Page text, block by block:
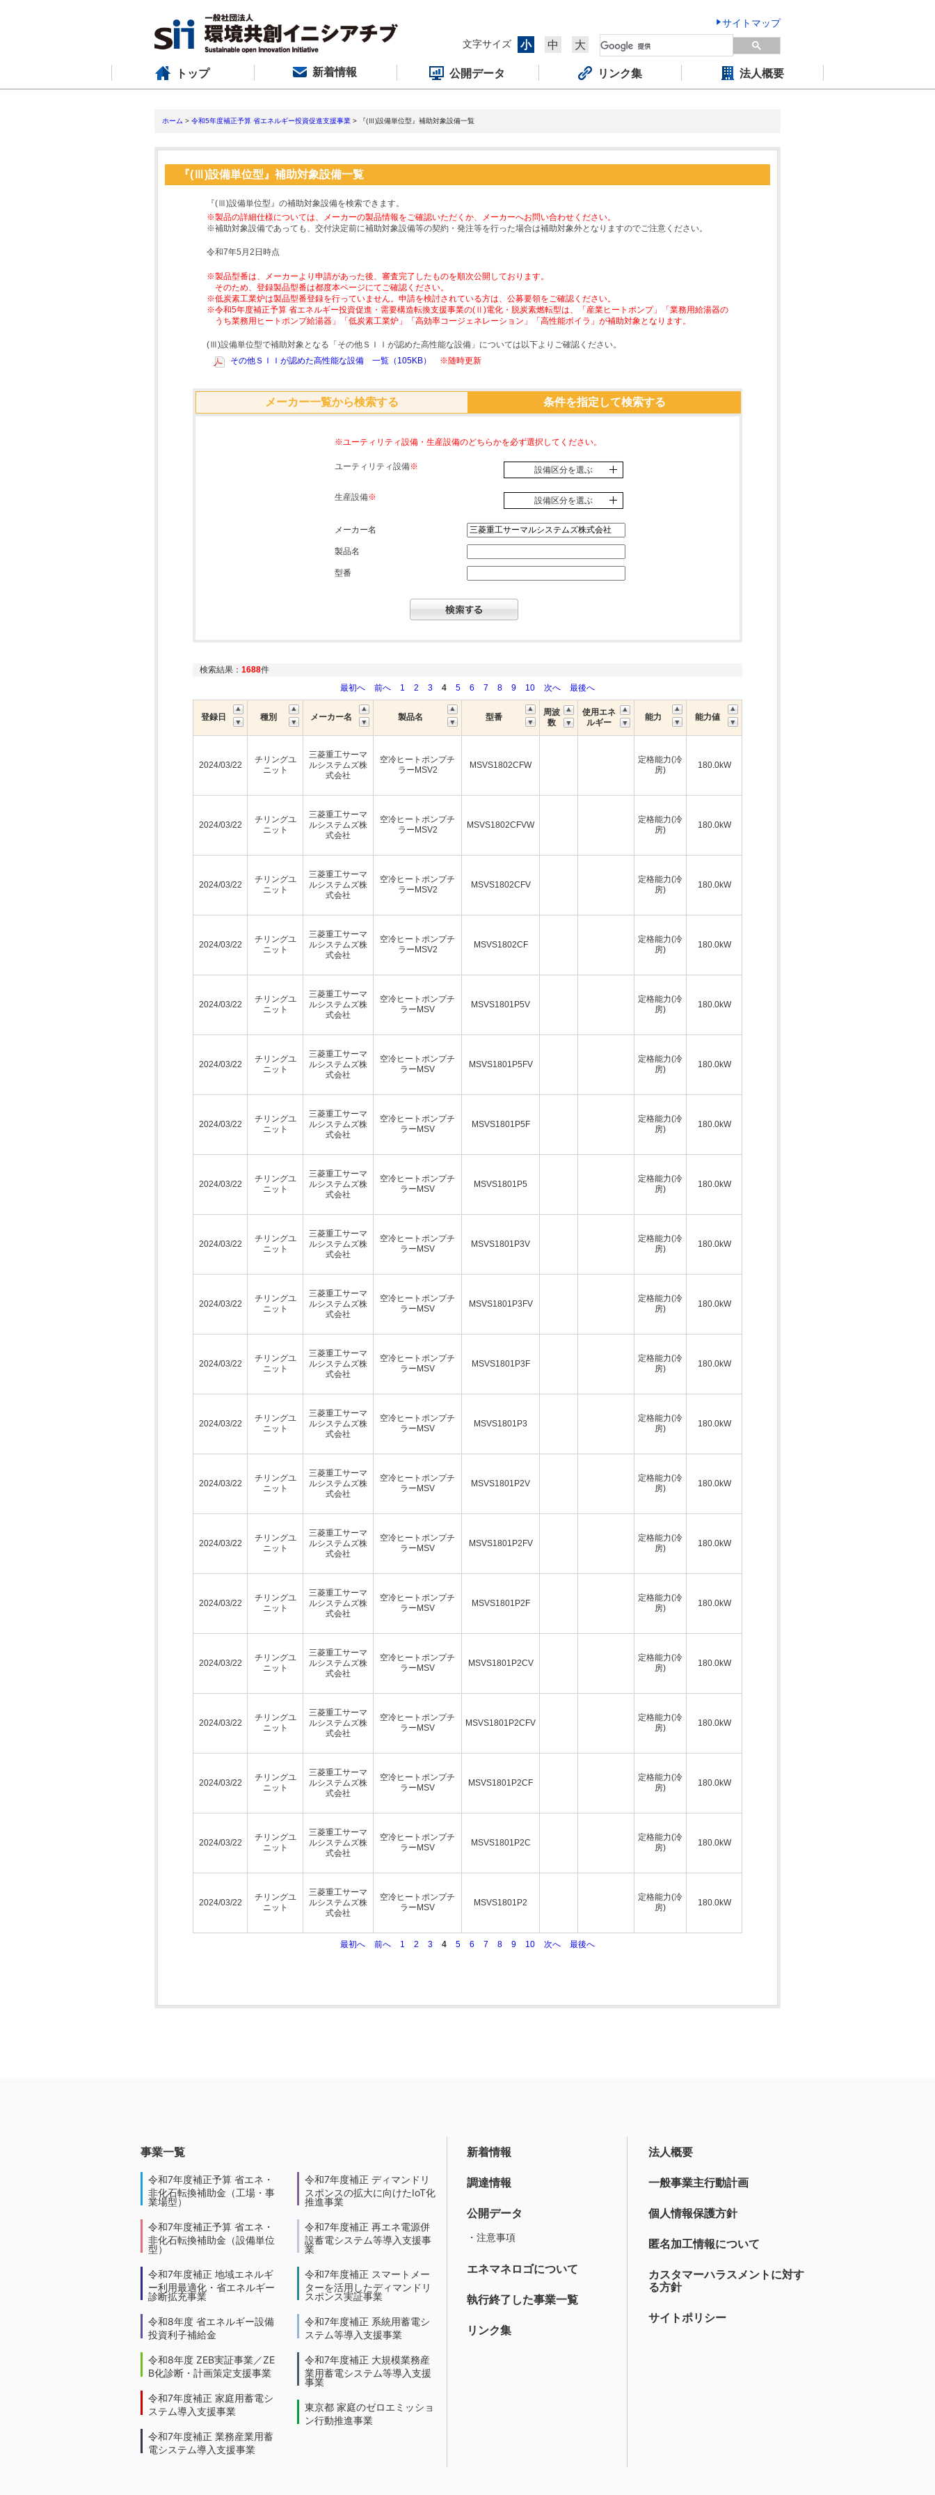
サイトマップ
文字サイズ
小 中 大
トップ 新着情報 公開データ リンク集 法人概要
ホーム > 令和5年度補正予算 省エネルギー投資促進支援事業 > 『(Ⅲ)設備単位型』補助対象設備一覧
『(Ⅲ)設備単位型』補助対象設備一覧
『(Ⅲ)設備単位型』の補助対象設備を検索できます。
※製品の詳細仕様については、メーカーの製品情報をご確認いただくか、メーカーへお問い合わせください。
※補助対象設備であっても、交付決定前に補助対象設備等の契約・発注等を行った場合は補助対象外となりますのでご注意ください。
令和7年5月2日時点
※製品型番は、メーカーより申請があった後、審査完了したものを順次公開しております。
そのため、登録製品型番は都度本ページにてご確認ください。
※低炭素工業炉は製品型番登録を行っていません。申請を検討されている方は、公募要領をご確認ください。
※令和5年度補正予算 省エネルギー投資促進・需要構造転換支援事業の(Ⅱ)電化・脱炭素燃転型は、「産業ヒートポンプ」「業務用給湯器の
うち業務用ヒートポンプ給湯器」「低炭素工業炉」「高効率コージェネレーション」「高性能ボイラ」が補助対象となります。
(Ⅲ)設備単位型で補助対象となる「その他ＳＩＩが認めた高性能な設備」については以下よりご確認ください。
その他ＳＩＩが認めた高性能な設備 一覧（105KB）
※随時更新
メーカー一覧から検索する 条件を指定して検索する
※ユーティリティ設備・生産設備のどちらかを必ず選択してください。
ユーティリティ設備※ 設備区分を選ぶ
生産設備※ 設備区分を選ぶ
メーカー名
製品名
型番
検索結果： 1688件
最初へ
前へ 1 2 3 4 5 6 7 8 9 10 次へ 最後へ
登録日 種別 メーカー名 製品名 型番
周波
数
使用エネ
ルギー
能力 能力値
2024/03/22
チリングユ
ニット
三菱重工サーマ
ルシステムズ株
式会社
空冷ヒートポンプチ
ラーMSV2
MSVS1802CFW
定格能力(冷
房)
180.0kW
2024/03/22
チリングユ
ニット
三菱重工サーマ
ルシステムズ株
式会社
空冷ヒートポンプチ
ラーMSV2
MSVS1802CFVW
定格能力(冷
房)
180.0kW
2024/03/22
チリングユ
ニット
三菱重工サーマ
ルシステムズ株
式会社
空冷ヒートポンプチ
ラーMSV2
MSVS1802CFV
定格能力(冷
房)
180.0kW
2024/03/22
チリングユ
ニット
三菱重工サーマ
ルシステムズ株
式会社
空冷ヒートポンプチ
ラーMSV2
MSVS1802CF
定格能力(冷
房)
180.0kW
2024/03/22
チリングユ
ニット
三菱重工サーマ
ルシステムズ株
式会社
空冷ヒートポンプチ
ラーMSV
MSVS1801P5V
定格能力(冷
房)
180.0kW
2024/03/22
チリングユ
ニット
三菱重工サーマ
ルシステムズ株
式会社
空冷ヒートポンプチ
ラーMSV
MSVS1801P5FV
定格能力(冷
房)
180.0kW
2024/03/22
チリングユ
ニット
三菱重工サーマ
ルシステムズ株
式会社
空冷ヒートポンプチ
ラーMSV
MSVS1801P5F
定格能力(冷
房)
180.0kW
2024/03/22
チリングユ
ニット
三菱重工サーマ
ルシステムズ株
式会社
空冷ヒートポンプチ
ラーMSV
MSVS1801P5
定格能力(冷
房)
180.0kW
2024/03/22
チリングユ
ニット
三菱重工サーマ
ルシステムズ株
式会社
空冷ヒートポンプチ
ラーMSV
MSVS1801P3V
定格能力(冷
房)
180.0kW
2024/03/22
チリングユ
ニット
三菱重工サーマ
ルシステムズ株
式会社
空冷ヒートポンプチ
ラーMSV
MSVS1801P3FV
定格能力(冷
房)
180.0kW
2024/03/22
チリングユ
ニット
三菱重工サーマ
ルシステムズ株
式会社
空冷ヒートポンプチ
ラーMSV
MSVS1801P3F
定格能力(冷
房)
180.0kW
2024/03/22
チリングユ
ニット
三菱重工サーマ
ルシステムズ株
式会社
空冷ヒートポンプチ
ラーMSV
MSVS1801P3
定格能力(冷
房)
180.0kW
2024/03/22
チリングユ
ニット
三菱重工サーマ
ルシステムズ株
式会社
空冷ヒートポンプチ
ラーMSV
MSVS1801P2V
定格能力(冷
房)
180.0kW
2024/03/22
チリングユ
ニット
三菱重工サーマ
ルシステムズ株
式会社
空冷ヒートポンプチ
ラーMSV
MSVS1801P2FV
定格能力(冷
房)
180.0kW
2024/03/22
チリングユ
ニット
三菱重工サーマ
ルシステムズ株
式会社
空冷ヒートポンプチ
ラーMSV
MSVS1801P2F
定格能力(冷
房)
180.0kW
2024/03/22
チリングユ
ニット
三菱重工サーマ
ルシステムズ株
式会社
空冷ヒートポンプチ
ラーMSV
MSVS1801P2CV
定格能力(冷
房)
180.0kW
2024/03/22
チリングユ
ニット
三菱重工サーマ
ルシステムズ株
式会社
空冷ヒートポンプチ
ラーMSV
MSVS1801P2CFV
定格能力(冷
房)
180.0kW
2024/03/22
チリングユ
ニット
三菱重工サーマ
ルシステムズ株
式会社
空冷ヒートポンプチ
ラーMSV
MSVS1801P2CF
定格能力(冷
房)
180.0kW
2024/03/22
チリングユ
ニット
三菱重工サーマ
ルシステムズ株
式会社
空冷ヒートポンプチ
ラーMSV
MSVS1801P2C
定格能力(冷
房)
180.0kW
2024/03/22
チリングユ
ニット
三菱重工サーマ
ルシステムズ株
式会社
空冷ヒートポンプチ
ラーMSV
MSVS1801P2
定格能力(冷
房)
180.0kW
最初へ 前へ 1 2 3 4 5 6 7 8 9 10 次へ 最後へ
事業一覧
令和7年度補正予算 省エネ・
非化石転換補助金（工場・事
業場型）
令和7年度補正予算 省エネ・
非化石転換補助金（設備単位
型）
令和7年度補正 地域エネルギ
ー利用最適化・省エネルギー
診断拡充事業
令和8年度 省エネルギー設備
投資利子補給金
令和8年度 ZEB実証事業／ZE
B化診断・計画策定支援事業
令和7年度補正 家庭用蓄電シ
ステム導入支援事業
令和7年度補正 業務産業用蓄
電システム導入支援事業
令和7年度補正 ディマンドリ
スポンスの拡大に向けたIoT化
推進事業
令和7年度補正 再エネ電源併
設蓄電システム等導入支援事
業
令和7年度補正 スマートメー
ターを活用したディマンドリ
スポンス実証事業
令和7年度補正 系統用蓄電シ
ステム等導入支援事業
令和7年度補正 大規模業務産
業用蓄電システム等導入支援
事業
東京都 家庭のゼロエミッショ
ン行動推進事業
新着情報
調達情報
公開データ
・注意事項
エネマネロゴについて
執行終了した事業一覧
リンク集
法人概要
一般事業主行動計画
個人情報保護方針
匿名加工情報について
カスタマーハラスメントに対す
る方針
サイトポリシー